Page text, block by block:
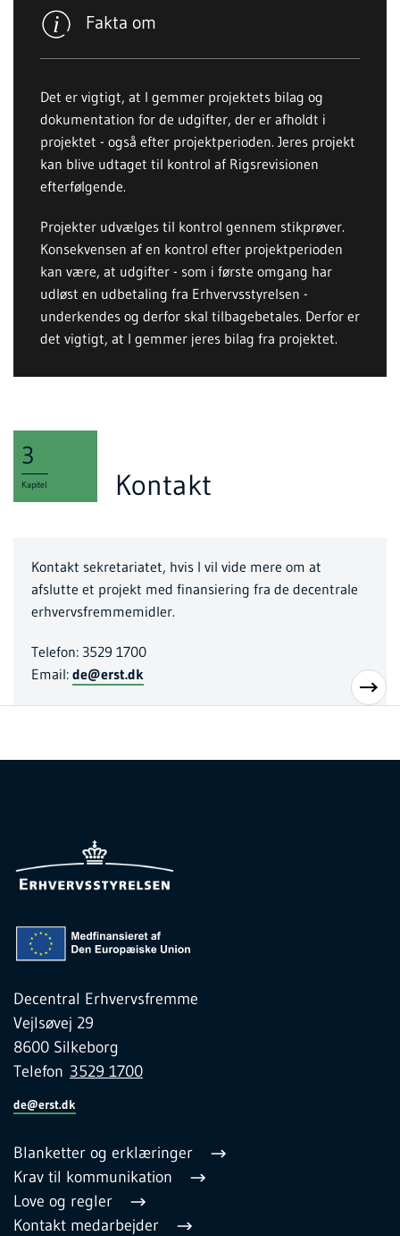
Fakta om
Det er vigtigt, at I gemmer projektets bilag og
dokumentation for de udgifter, der er afholdt i
projektet - også efter projektperioden. Jeres projekt
kan blive udtaget til kontrol af Rigsrevisionen
efterfølgende.
Projekter udvælges til kontrol gennem stikprøver.
Konsekvensen af en kontrol efter projektperioden
kan være, at udgifter - som i første omgang har
udløst en udbetaling fra Erhvervsstyrelsen -
underkendes og derfor skal tilbagebetales. Derfor er
det vigtigt, at I gemmer jeres bilag fra projektet.
Kapitel
3
Kontakt
Kontakt sekretariatet, hvis I vil vide mere om at
afslutte et projekt med finansiering fra de decentrale
erhvervsfremmemidler.
Telefon: 3529 1700
Email: de@erst.dk
Decentral Erhvervsfremme
Vejlsøvej 29
8600 Silkeborg
Telefon 3529 1700
de@erst.dk
Blanketter og erklæringer
Krav til kommunikation
Love og regler
Kontakt medarbejder